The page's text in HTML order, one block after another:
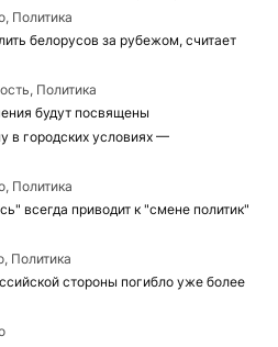
Политика
белорусов за рубежом, считает
Политика
будут посвящены
в городских условиях —
Политика
всегда приводит к "смене политик"
Политика
стороны погибло уже более